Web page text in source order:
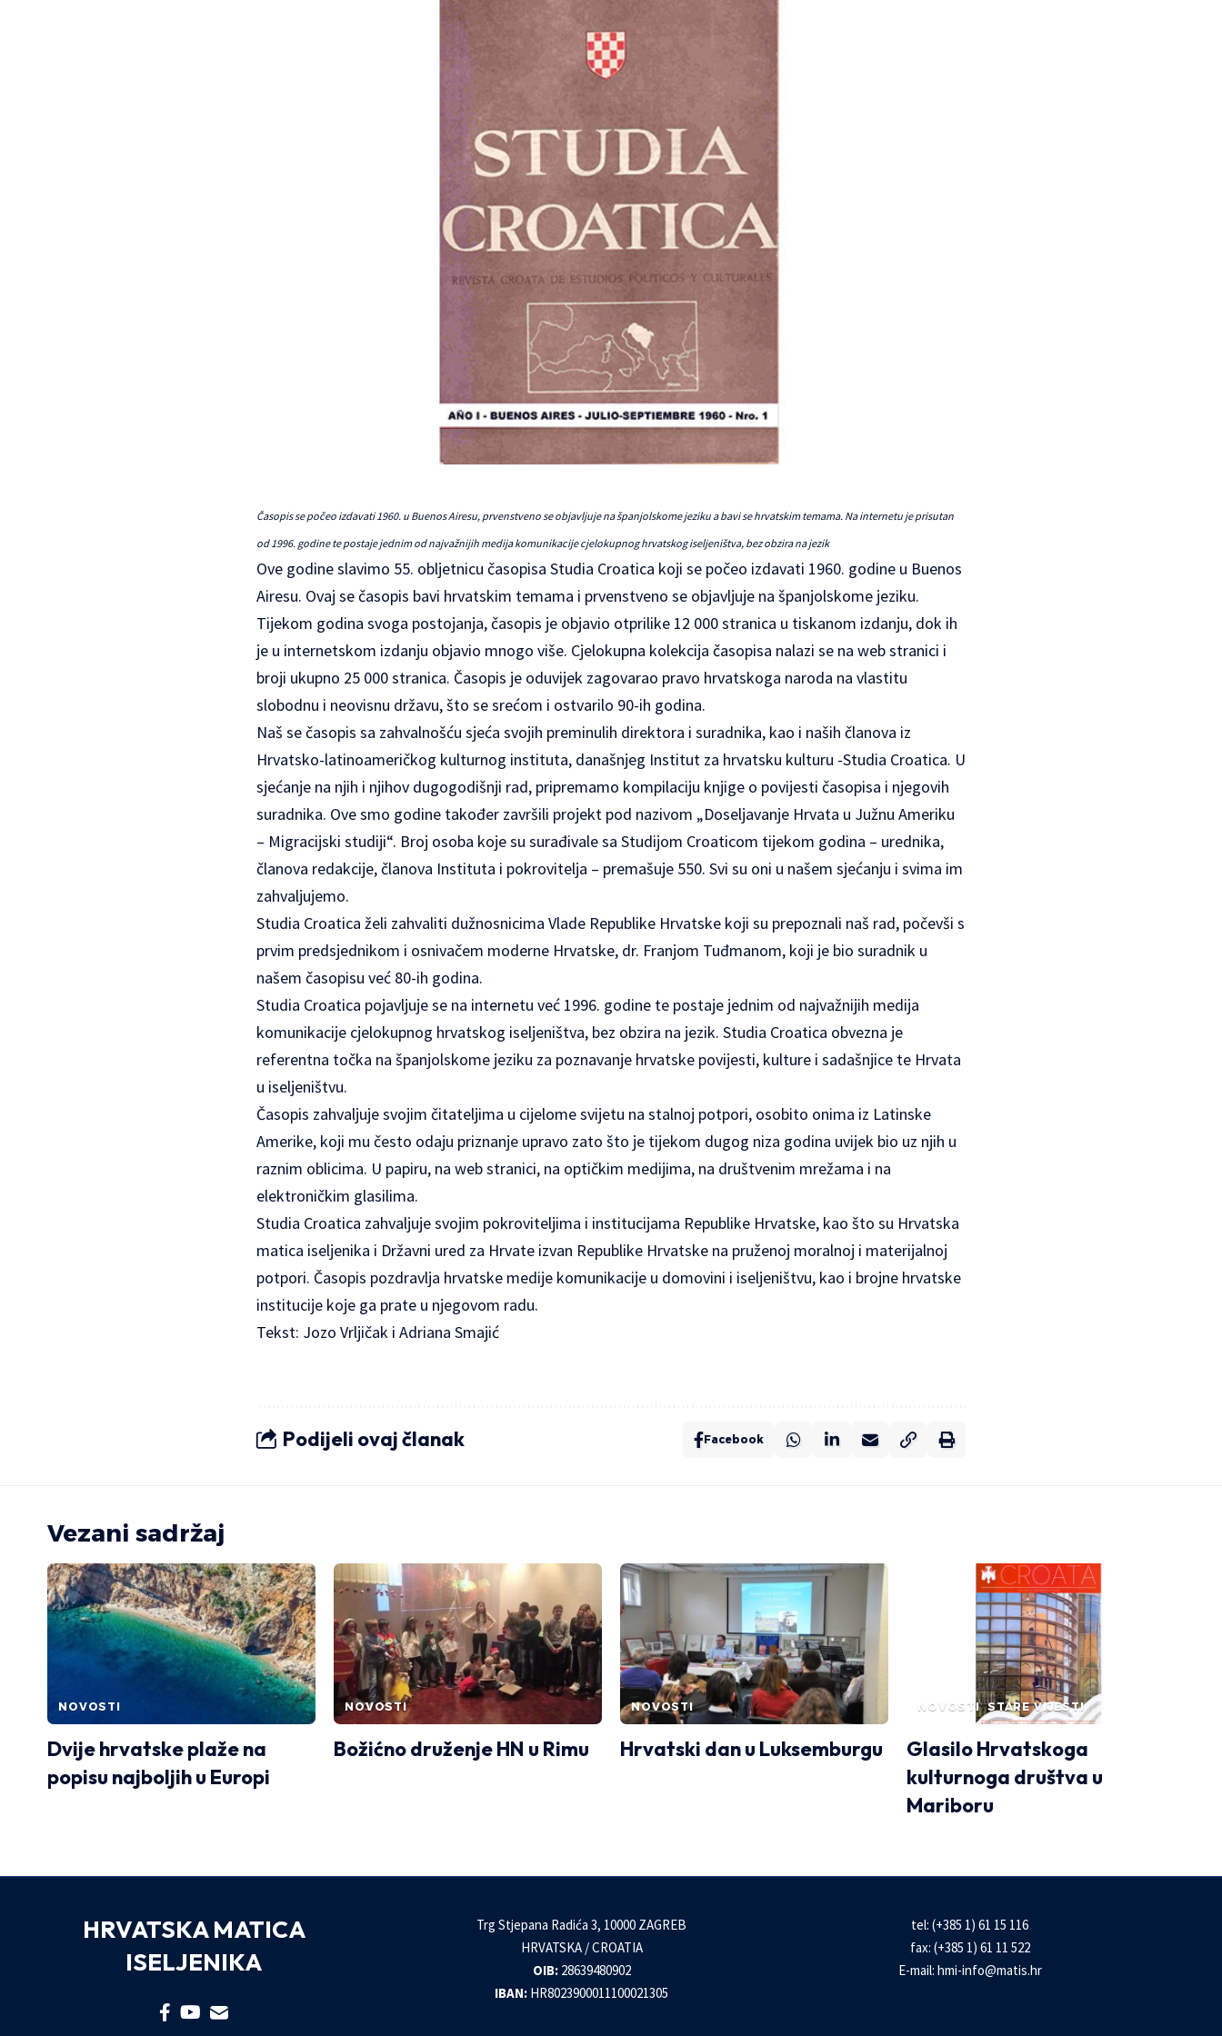
Časopis se počeo izdavati 1960. u Buenos Airesu, prvenstveno se objavljuje na španjolskome jeziku a bavi se hrvatskim temama. Na internetu je prisutan
od 1996. godine te postaje jednim od najvažnijih medija komunikacije cjelokupnog hrvatskog iseljeništva, bez obzira na jezik
Ove godine slavimo 55. obljetnicu časopisa Studia Croatica koji se počeo izdavati 1960. godine u Buenos
Airesu. Ovaj se časopis bavi hrvatskim temama i prvenstveno se objavljuje na španjolskome jeziku.
Tijekom godina svoga postojanja, časopis je objavio otprilike 12 000 stranica u tiskanom izdanju, dok ih
je u internetskom izdanju objavio mnogo više. Cjelokupna kolekcija časopisa nalazi se na web stranici i
broji ukupno 25 000 stranica. Časopis je oduvijek zagovarao pravo hrvatskoga naroda na vlastitu
slobodnu i neovisnu državu, što se srećom i ostvarilo 90-ih godina.
Naš se časopis sa zahvalnošću sjeća svojih preminulih direktora i suradnika, kao i naših članova iz
Hrvatsko-latinoameričkog kulturnog instituta, današnjeg Institut za hrvatsku kulturu -Studia Croatica. U
sjećanje na njih i njihov dugogodišnji rad, pripremamo kompilaciju knjige o povijesti časopisa i njegovih
suradnika. Ove smo godine također završili projekt pod nazivom „Doseljavanje Hrvata u Južnu Ameriku
– Migracijski studiji“. Broj osoba koje su surađivale sa Studijom Croaticom tijekom godina – urednika,
članova redakcije, članova Instituta i pokrovitelja – premašuje 550. Svi su oni u našem sjećanju i svima im
zahvaljujemo.
Studia Croatica želi zahvaliti dužnosnicima Vlade Republike Hrvatske koji su prepoznali naš rad, počevši s
prvim predsjednikom i osnivačem moderne Hrvatske, dr. Franjom Tuđmanom, koji je bio suradnik u
našem časopisu već 80-ih godina.
Studia Croatica pojavljuje se na internetu već 1996. godine te postaje jednim od najvažnijih medija
komunikacije cjelokupnog hrvatskog iseljeništva, bez obzira na jezik. Studia Croatica obvezna je
referentna točka na španjolskome jeziku za poznavanje hrvatske povijesti, kulture i sadašnjice te Hrvata
u iseljeništvu.
Časopis zahvaljuje svojim čitateljima u cijelome svijetu na stalnoj potpori, osobito onima iz Latinske
Amerike, koji mu često odaju priznanje upravo zato što je tijekom dugog niza godina uvijek bio uz njih u
raznim oblicima. U papiru, na web stranici, na optičkim medijima, na društvenim mrežama i na
elektroničkim glasilima.
Studia Croatica zahvaljuje svojim pokroviteljima i institucijama Republike Hrvatske, kao što su Hrvatska
matica iseljenika i Državni ured za Hrvate izvan Republike Hrvatske na pruženoj moralnoj i materijalnoj
potpori. Časopis pozdravlja hrvatske medije komunikacije u domovini i iseljeništvu, kao i brojne hrvatske
institucije koje ga prate u njegovom radu.
Tekst: Jozo Vrljičak i Adriana Smajić
Podijeli ovaj članak Facebook
Vezani sadržaj
NOVOSTI
Dvije hrvatske plaže na
popisu najboljih u Europi
NOVOSTI
Božićno druženje HN u Rimu
NOVOSTI
Hrvatski dan u Luksemburgu
NOVOSTI STARE VIJESTI
Glasilo Hrvatskoga
kulturnoga društva u
Mariboru
HRVATSKA MATICA
ISELJENIKA
Trg Stjepana Radića 3, 10000 ZAGREB
HRVATSKA / CROATIA
OIB:28639480902
IBAN: HR8023900011100021305
tel: (+385 1) 61 15 116
fax: (+385 1) 61 11 522
E-mail: hmi-info@matis.hr